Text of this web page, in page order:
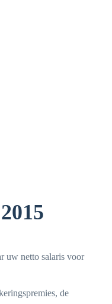
uw netto salaris voor
de